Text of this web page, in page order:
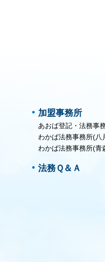
加盟事務所
あおば登記・法務事
わかば法務事務所(八
わかば法務事務所(青
法務Ｑ＆Ａ